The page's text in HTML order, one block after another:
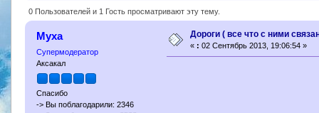
0 Пользователей и 1 Гость просматривают эту тему.
Муха
Супермодератор
Аксакал
Спасибо
-> Вы поблагодарили: 2346
Дороги ( все что с ними
« : 02 Сентябрь 2013, 19:06:54 »